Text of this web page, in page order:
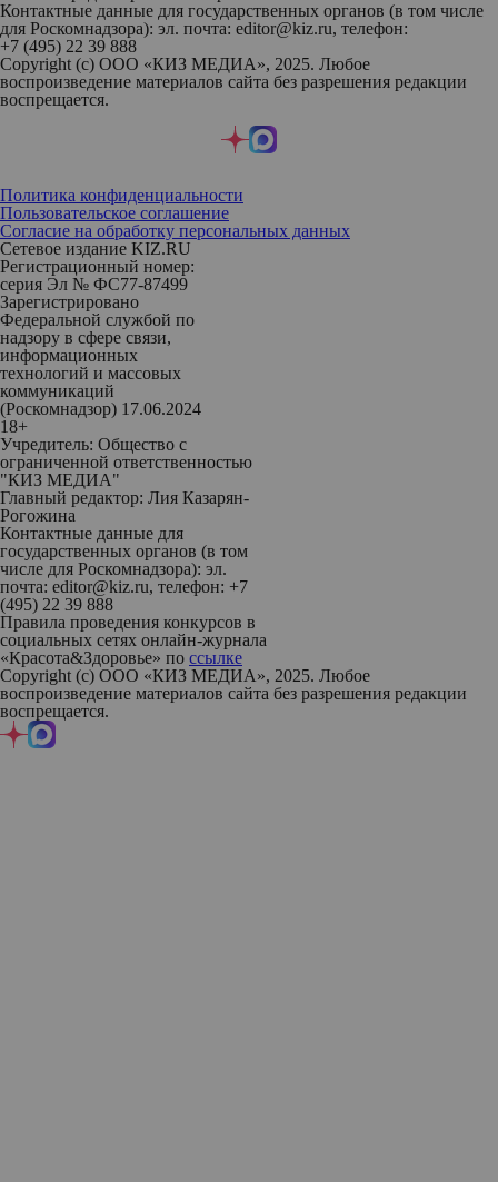
Контактные данные для государственных органов (в том числе
для Роскомнадзора): эл. почта: editor@kiz.ru, телефон:
+7 (495) 22 39 888
Copyright (с) ООО «КИЗ МЕДИА», 2025. Любое
воспроизведение материалов сайта без разрешения редакции
воспрещается.
Политика конфиденциальности
Пользовательское соглашение
Согласие на обработку персональных данных
Сетевое издание KIZ.RU
Регистрационный номер:
серия Эл № ФС77-87499
Зарегистрировано
Федеральной службой по
надзору в сфере связи,
информационных
технологий и массовых
коммуникаций
(Роскомнадзор) 17.06.2024
18+
Учредитель: Общество с
ограниченной ответственностью
"КИЗ МЕДИА"
Главный редактор: Лия Казарян-
Рогожина
Контактные данные для
государственных органов (в том
числе для Роскомнадзора): эл.
почта: editor@kiz.ru, телефон: +7
(495) 22 39 888
Правила проведения конкурсов в
социальных сетях онлайн-журнала
«Красота&Здоровье» по ссылке
Copyright (с) ООО «КИЗ МЕДИА», 2025. Любое
воспроизведение материалов сайта без разрешения редакции
воспрещается.